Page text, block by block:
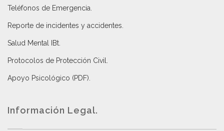
Teléfonos de Emergencia.
Reporte de incidentes y accidentes
Salud Mental IBt
Protocolos de Protección Civil
Apoyo Psicológico (PDF)
Información Legal.